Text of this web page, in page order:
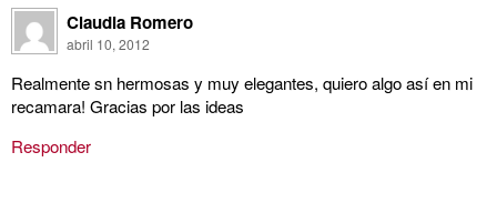
Claudia Romero
abril 10, 2012
Realmente sn hermosas y muy elegantes, quiero algo así en mi
recamara! Gracias por las ideas
Responder